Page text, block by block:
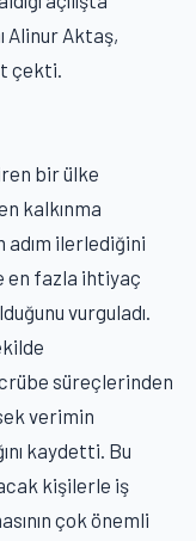
Alinur Aktaş,
çekti.
bir ülke
kalkınma
adım ilerlediğini
en fazla ihtiyaç
vurguladı.
süreçlerinden
verimin
kaydetti. Bu
kişilerle iş
çok önemli